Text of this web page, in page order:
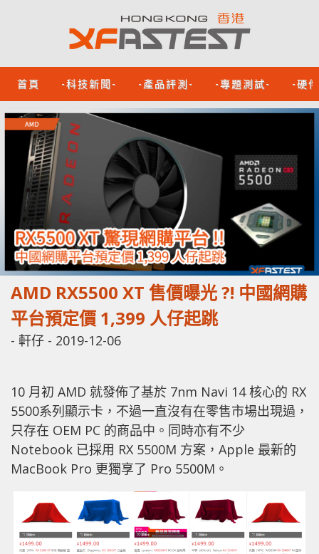
首頁 -科技新聞- -產品評測- -專題測試- -硬
AMD RX5500 XT 售價曝光 ?! 中國網購
平台預定價 1,399 人仔起跳
- 軒仔 - 2019-12-06
10 月初 AMD 就發佈了基於 7nm Navi 14 核心的 RX
5500系列顯示卡，不過一直沒有在零售市場出現過，
只存在 OEM PC 的商品中。同時亦有不少
Notebook 已採用 RX 5500M 方案，Apple 最新的
MacBook Pro 更獨享了 Pro 5500M。